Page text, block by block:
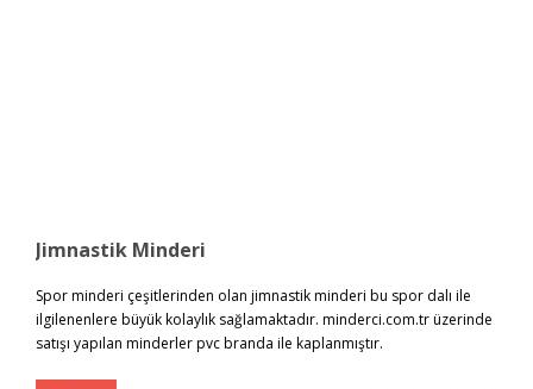
Jimnastik Minderi
Spor minderi çeşitlerinden olan jimnastik minderi bu spor dalı ile
ilgilenenlere büyük kolaylık sağlamaktadır. minderci.com.tr üzerinde
satışı yapılan minderler pvc branda ile kaplanmıştır.